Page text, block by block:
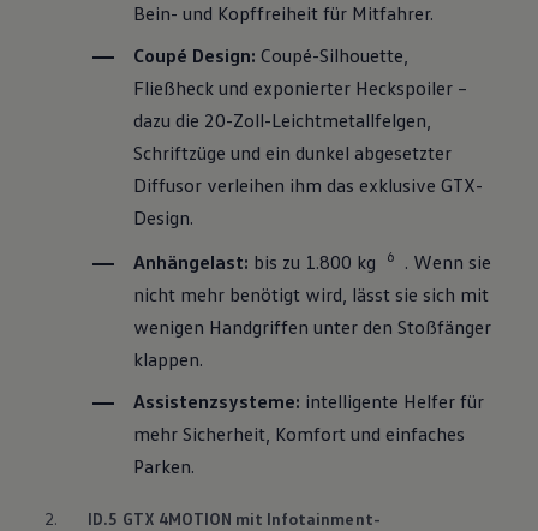
Bein- und Kopffreiheit für Mitfahrer.
Coupé Design:Coupé-Silhouette,
Fließheck und exponierter Heckspoiler –
dazu die 20-Zoll-Leichtmetallfelgen,
Schriftzüge und ein dunkel abgesetzter
Diffusor verleihen ihm das exklusive GTX-
Design.
Anhängelast: bis zu 1.800 kg 6
. Wenn sie
nicht mehr benötigt wird, lässt sie sich mit
wenigen Handgriffen unter den Stoßfänger
klappen.
Assistenzsysteme: intelligente Helfer für
mehr Sicherheit, Komfort und einfaches
Parken.
2. ID.5 GTX 4MOTION mit Infotainment-